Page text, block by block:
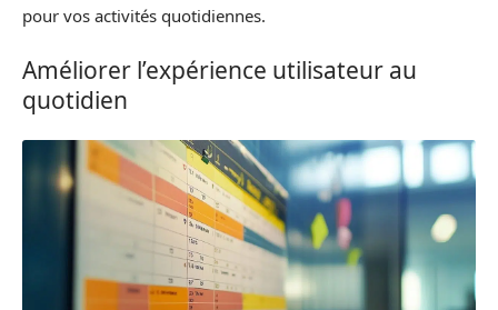
pour vos activités quotidiennes.
Améliorer l’expérience utilisateur au
quotidien